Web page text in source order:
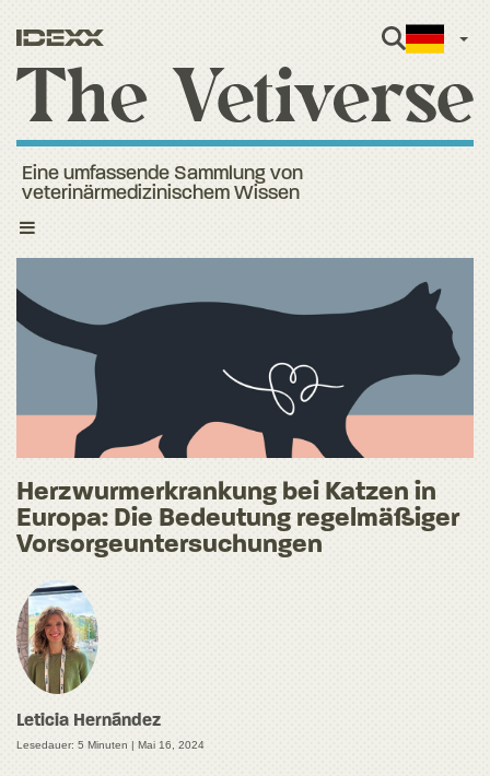
Toggle
Eine umfassende Sammlung von
veterinärmedizinischem Wissen
Herzwurmerkrankung bei Katzen in
Europa: Die Bedeutung regelmäßiger
Vorsorgeuntersuchungen
Leticia Hernández
Lesedauer: 5 Minuten | Mai 16, 2024